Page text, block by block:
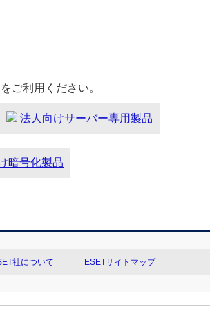
ご利用ください。
法人向けサーバー専用製品
暗号化製品
社について ESETサイトマップ